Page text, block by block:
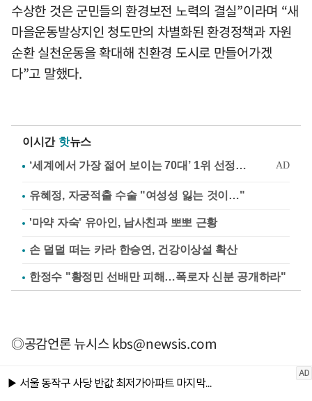
수상한 것은 군민들의 환경보전 노력의 결실”이라며 “새
마을운동발상지인 청도만의 차별화된 환경정책과 자원
순환 실천운동을 확대해 친환경 도시로 만들어가겠
다”고 말했다.
이시간 핫뉴스
유혜정, 자궁적출 수술 "여성성 잃는 것이…"
'마약 자숙' 유아인, 남사친과 뽀뽀 근황
손 덜덜 떠는 카라 한승연, 건강이상설 확산
한정수 "황정민 선배만 피해…폭로자 신분 공개하라"
◎공감언론 뉴시스kbs@newsis.com